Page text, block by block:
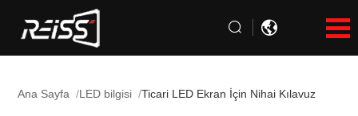
Ana Sayfa LED bilgisi Ticari LED Ekran İçin Nihai Kılavuz